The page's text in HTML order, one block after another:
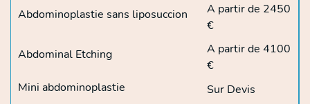
Abdominoplastie sans liposuccion
A partir de 2450
€
Abdominal Etching
A partir de 4100
€
Mini abdominoplastie
Sur Devis